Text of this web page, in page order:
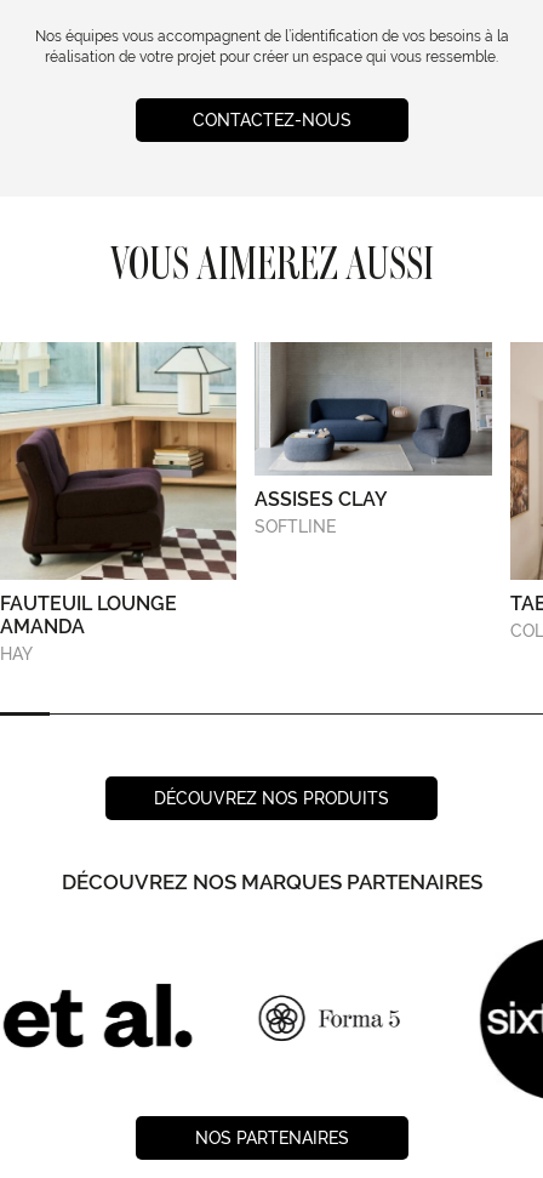
Nos équipes vous accompagnent de l’identification de vos besoins à la
réalisation de votre projet pour créer un espace qui vous ressemble.
CONTACTEZ-NOUS
VOUS AIMEREZ AUSSI
FAUTEUIL LOUNGE
AMANDA
HAY
ASSISES CLAY
SOFTLINE
DÉCOUVREZ NOS PRODUITS
DÉCOUVREZ NOS MARQUES PARTENAIRES
NOS PARTENAIRES